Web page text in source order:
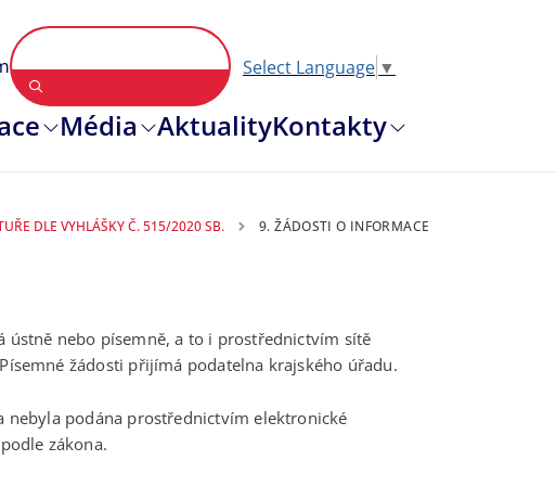
Select Language ▼
Média AktualityKontakty
DLE VYHLÁŠKY Č. 515/2020 SB. 9. ŽÁDOSTI O INFORMACE
ústně nebo písemně, a to i prostřednictvím sítě
žádosti přijímá podatelna krajského úřadu.
nebyla podána prostřednictvím elektronické
zákona.